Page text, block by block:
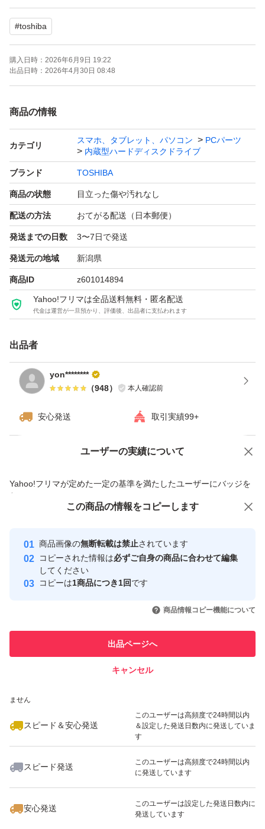
#toshiba
購入日時： 2026年6月9日 19:22
出品日時： 2026年4月30日 08:48
商品の情報
カテゴリ
スマホ、タブレット、パソコン
PCパーツ
内蔵型ハードディスクドライブ
ブランド TOSHIBA
商品の状態 目立った傷や汚れなし
配送の方法 おてがる配送（日本郵便）
発送までの日数 3〜7日で発送
発送元の地域 新潟県
商品ID z601014894
Yahoo!フリマは全品送料無料・匿名配送
代金は運営が一旦預かり、評価後、出品者に支払われます
出品者
yon********
（948） 本人確認前
安心発送 取引実績99+
ユーザーの実績について
Yahoo!フリマが定めた一定の基準を満たしたユーザーにバッジを
付与しています
安心取引出品者
心・安全なユーザーです
取引実績
引を完了させた実績があります
での取引実績があります
ません
スピード＆安心発送
このユーザーは高頻度で24時間以内
＆設定した発送日数内に発送していま
す
スピード発送
このユーザーは高頻度で24時間以内
に発送しています
安心発送
このユーザーは設定した発送日数内に
発送しています
価格の相談 商品への質問
この商品の情報をコピーします
商品画像の無断転載は禁止されています
コピーされた情報は必ずご自身の商品に合わせて編集
してください
コピーは1商品につき1回です
商品情報コピー機能について
出品ページへ
キャンセル
この商品をみている人にオススメ
いいね！
3,090